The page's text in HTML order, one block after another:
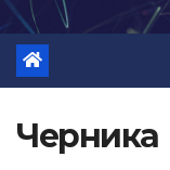
Черника